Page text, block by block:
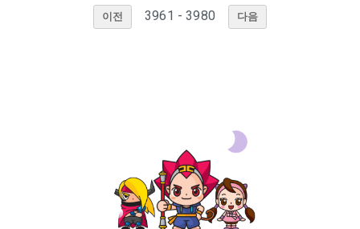
이전 3961 - 3980 다음